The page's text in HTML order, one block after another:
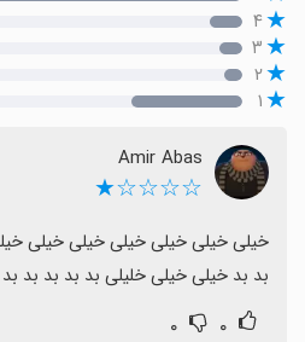
۴
۳
۲
۱
Amir Abas
☆☆☆☆★
بد بد خیلی خیلی خلیلی بد بد بد بد
۰ ۰